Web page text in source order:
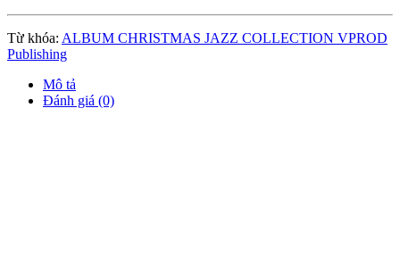
Từ khóa: ALBUM CHRISTMAS JAZZ COLLECTION VPROD
Publishing
Mô tả
Đánh giá (0)